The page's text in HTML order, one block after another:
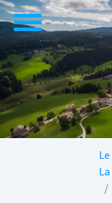
Aller au contenu